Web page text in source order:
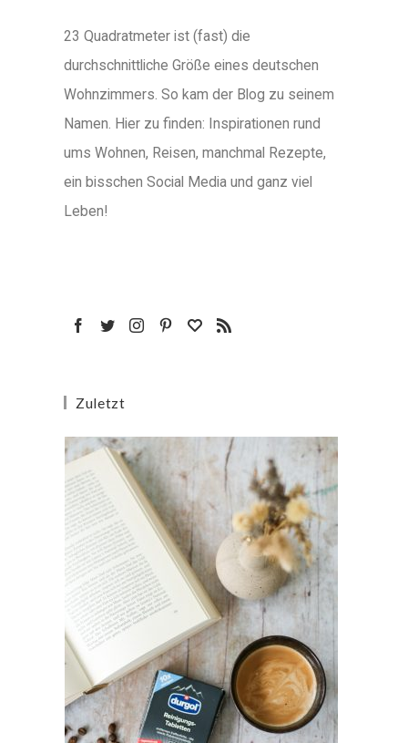
23 Quadratmeter ist (fast) die
durchschnittliche Größe eines deutschen
Wohnzimmers. So kam der Blog zu seinem
Namen. Hier zu finden: Inspirationen rund
ums Wohnen, Reisen, manchmal Rezepte,
ein bisschen Social Media und ganz viel
Leben!
Zuletzt